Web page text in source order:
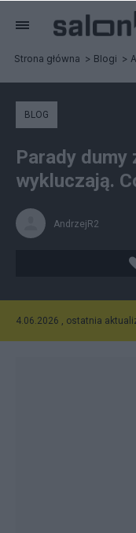
Strona główna Blogi
BLOG
Parady dumy
wykluczają.
AndrzejR2
4.06.2026 , ostatnia